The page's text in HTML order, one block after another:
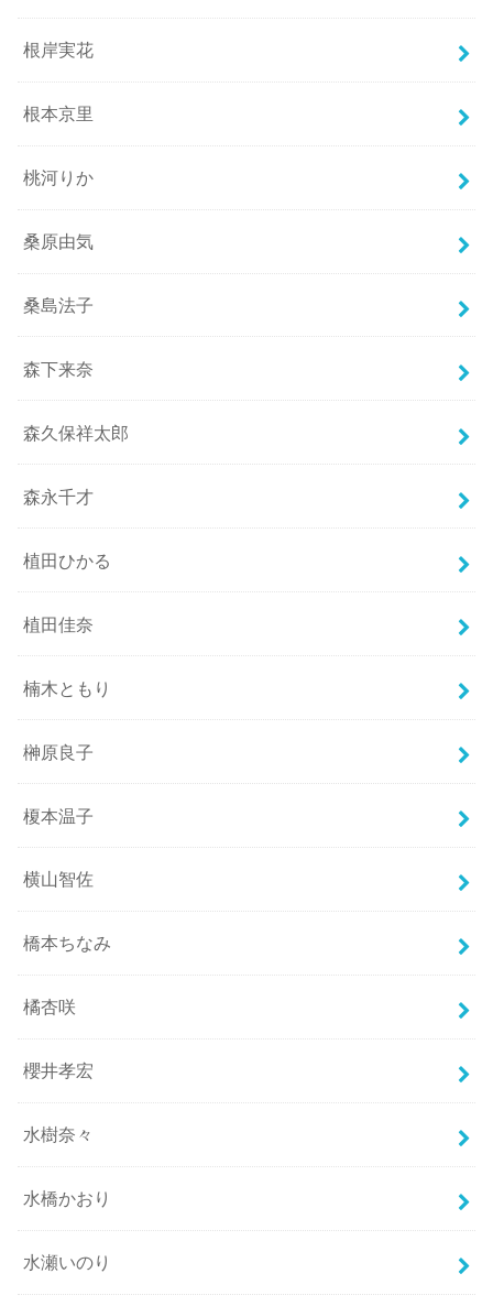
根岸実花
根本京里
桃河りか
桑原由気
桑島法子
森下来奈
森久保祥太郎
森永千才
植田ひかる
植田佳奈
楠木ともり
榊原良子
榎本温子
横山智佐
橋本ちなみ
橘杏咲
櫻井孝宏
水樹奈々
水橋かおり
水瀬いのり